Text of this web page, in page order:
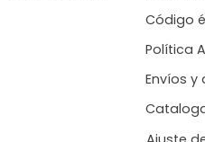
Código
Política
Envíos y